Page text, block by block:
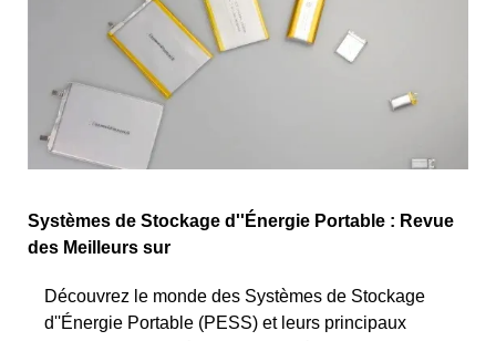
Systèmes de Stockage d''Énergie Portable : Revue
des Meilleurs sur
Découvrez le monde des Systèmes de Stockage
d''Énergie Portable (PESS) et leurs principaux